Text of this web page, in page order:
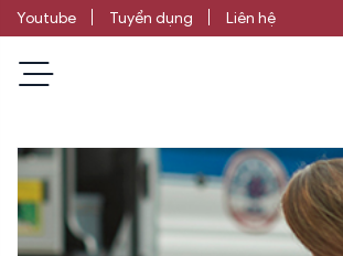
Youtube Tuyển dụng Liên hệ